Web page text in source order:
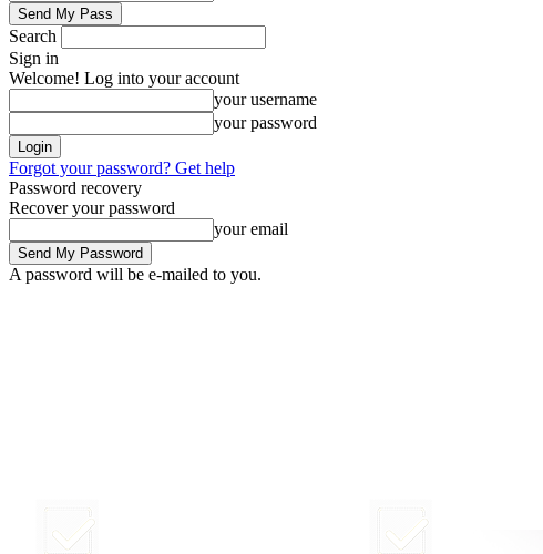
Search
Sign in
Welcome! Log into your account
your username
your password
Forgot your password? Get help
Password recovery
Recover your password
your email
A password will be e-mailed to you.